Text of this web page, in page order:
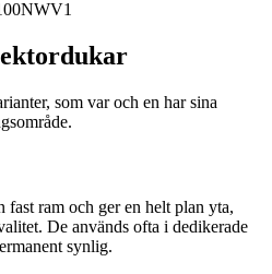
som var och en har sina
fast ram och ger en helt plan yta,
De används ofta i dedikerade
synlig.